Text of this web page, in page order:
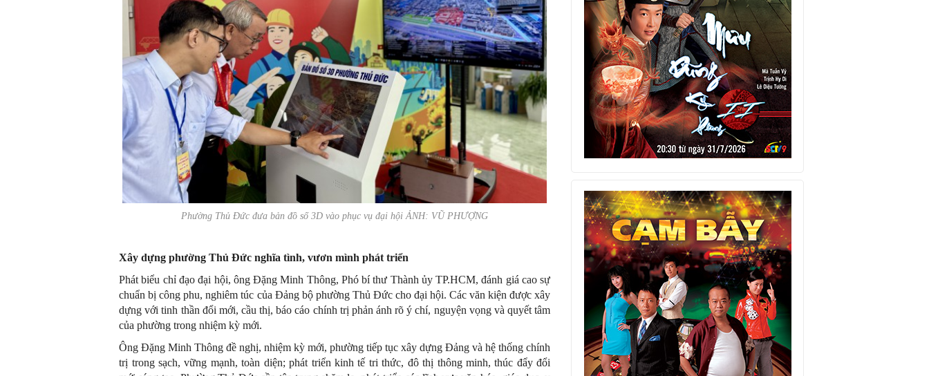
Phường Thủ Đức đưa bản đồ số 3D vào phục vụ đại hội ẢNH: VŨ PHƯỢNG
Xây dựng phường Thủ Đức nghĩa tình, vươn mình phát triển
Phát biểu chỉ đạo đại hội, ông Đặng Minh Thông, Phó bí thư Thành ủy TP.HCM, đánh giá cao sự
chuẩn bị công phu, nghiêm túc của Đảng bộ phường Thủ Đức cho đại hội. Các văn kiện được xây
dựng với tinh thần đổi mới, cầu thị, báo cáo chính trị phản ánh rõ ý chí, nguyện vọng và quyết tâm
của phường trong nhiệm kỳ mới.
Ông Đặng Minh Thông đề nghị, nhiệm kỳ mới, phường tiếp tục xây dựng Đảng và hệ thống chính
trị trong sạch, vững mạnh, toàn diện; phát triển kinh tế tri thức, đô thị thông minh, thúc đẩy đổi